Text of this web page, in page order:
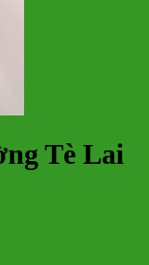
Tè Lai